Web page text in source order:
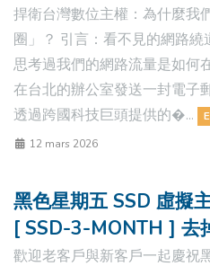
捍衛台灣數位主權：為什麼我
圈」？ 引言：看不見的網路
思考過我們的網路流量是如何
在台北的辦公室發送一封電子
透過跨國科技巨頭提供的�...
12 mars 2026
黑色星期五 SSD 虛擬
[ SSD-3-MONTH ] 去
歡迎老客戶與新客戶一起慶祝